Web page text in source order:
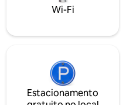
Wi-Fi
Estacionamento